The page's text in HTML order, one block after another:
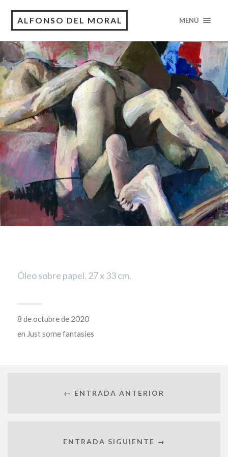
ALFONSO DEL MORAL MENÚ
Óleo sobre papel. 27 x 33 cm.
8 de octubre de 2020
en Just some fantasies
← ENTRADA ANTERIOR
ENTRADA SIGUIENTE →